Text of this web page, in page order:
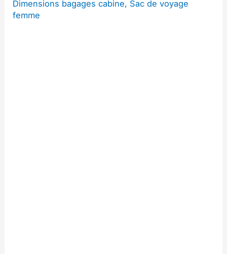
Dimensions bagages cabine, Sac de voyage
femme